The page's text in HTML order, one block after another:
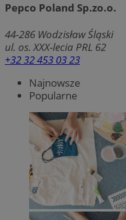
Pepco Poland Sp.zo.o.
44-286 Wodzisław Śląski
ul. os. XXX-lecia PRL 62
+32 32 453 03 23
Najnowsze
Popularne